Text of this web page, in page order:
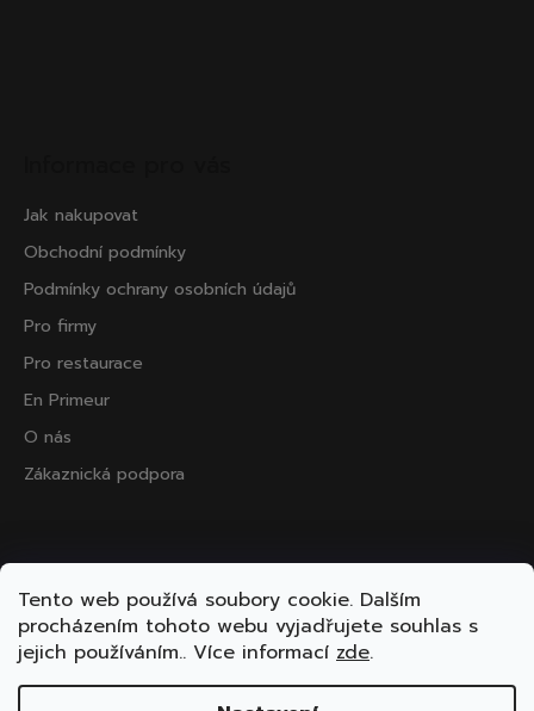
Tento web používá soubory cookie. Dalším
procházením tohoto webu vyjadřujete souhlas s
jejich používáním.. Více informací zde.
Jak nakupovat
Obchodní podmínky
Podmínky ochrany osobních údajů
Pro firmy
Pro restaurace
En Primeur
O nás
Zákaznická podpora
Přijímáme online platby